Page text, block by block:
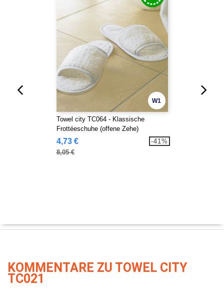
W1
Towel city TC064 - Klassische
Frottéeschuhe (offene Zehe)
4,73 €
8,05 €
-41%
KOMMENTARE ZU TOWEL CITY
TC021